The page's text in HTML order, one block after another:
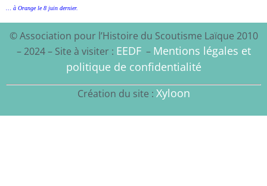
… à Orange le 8 juin dernier.
© Association pour l’Histoire du Scoutisme Laïque 2010
– 2024 – Site à visiter : EEDF– Mentions légales et
politique de confidentialité
Création du site : Xyloon